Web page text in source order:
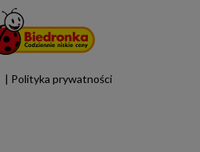
Polityka prywatności